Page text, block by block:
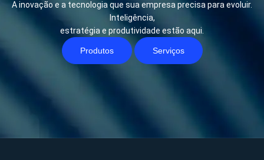
A inovação e a tecnologia que sua empresa precisa para evoluir.
Inteligência,
estratégia e produtividade estão aqui.
Produtos Serviços